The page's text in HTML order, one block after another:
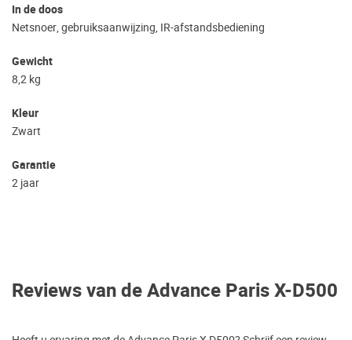
In de doos
Netsnoer, gebruiksaanwijzing, IR-afstandsbediening
Gewicht
8,2 kg
Kleur
Zwart
Garantie
2 jaar
Reviews van de Advance Paris X-D500